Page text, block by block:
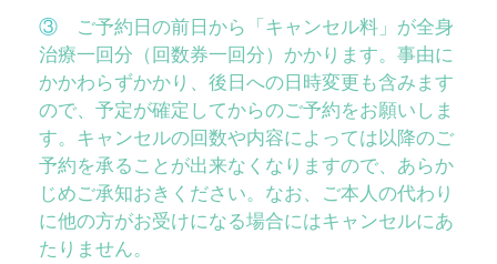
③ ご予約日の前日から「キャンセル料」が全身
治療一回分（回数券一回分）かかります。事由に
かかわらずかかり、後日への日時変更も含みます
ので、予定が確定してからのご予約をお願いしま
す。キャンセルの回数や内容によっては以降のご
予約を承ることが出来なくなりますので、あらか
じめご承知おきください。なお、ご本人の代わり
に他の方がお受けになる場合にはキャンセルにあ
たりません。